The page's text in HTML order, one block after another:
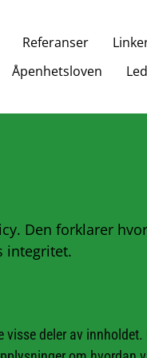
Referanser
Åpenhetsloven
Den forklarer
integritet.
deler av